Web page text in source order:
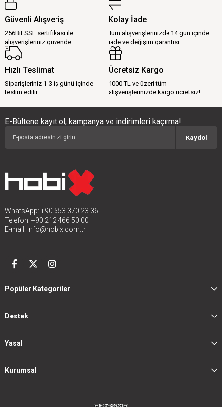
Güvenli Alışveriş
256Bit SSL sertifikası ile
alışverişleriniz güvende.
Kolay İade
Tüm alışverişlerinizde 14 gün içinde
iade ve değişim garantisi.
Hızlı Teslimat
Siparişleriniz 1-3 iş günü içinde
teslim edilir.
Ücretsiz Kargo
1000 TL ve üzeri tüm
alışverişlerinizde kargo ücretsiz!
E-Bültene kayıt ol, kampanya ve indirimleri kaçırma!
Kaydol
WhatsApp: +90 553 370 23 36
Telefon: +90 212 466 50 00
E-mail: info@hobix.com.tr
Popüler Kategoriler
Destek
Yasal
Kurumsal